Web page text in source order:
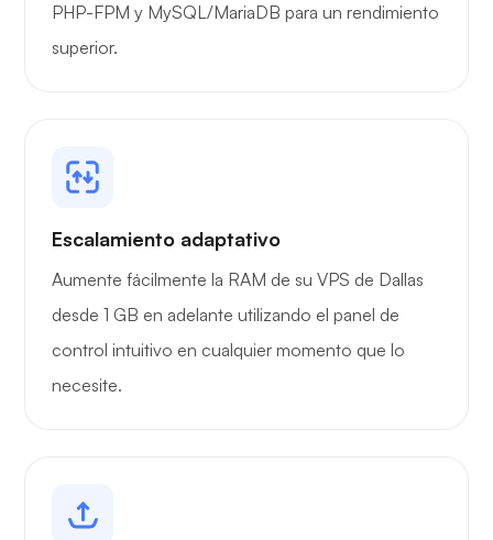
PHP-FPM y MySQL/MariaDB para un rendimiento
superior.
Escalamiento adaptativo
Aumente fácilmente la RAM de su VPS de Dallas
desde 1 GB en adelante utilizando el panel de
control intuitivo en cualquier momento que lo
necesite.